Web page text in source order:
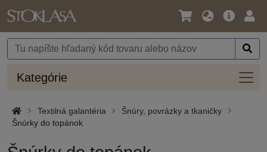
Jazyk
Mena
Hlavná
Kategórie
Textilná galantéria
Šnúry, povrázky a tkaničky
Šnúrky do topánok